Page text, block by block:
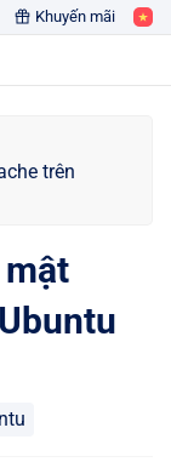
Khuyến mãi
trên